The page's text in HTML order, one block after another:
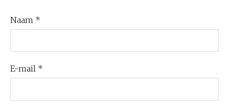
Naam *
E-mail *